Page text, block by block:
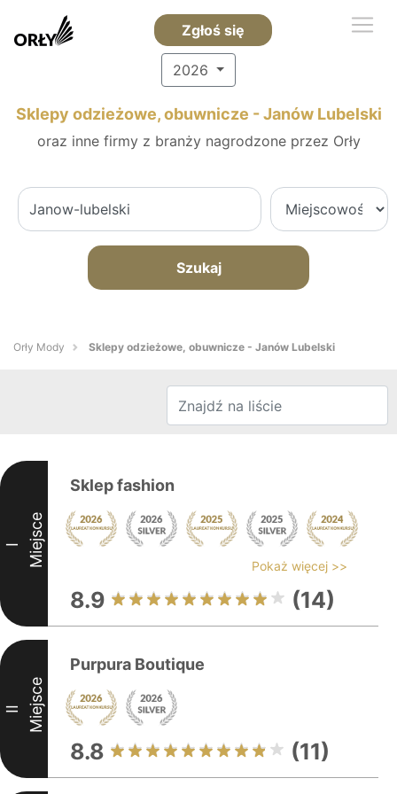
Zgłoś się
2026
Sklepy odzieżowe, obuwnicze - Janów Lubelski
oraz inne firmy z branży nagrodzone przez Orły
Szukaj
Orły Mody Sklepy odzieżowe, obuwnicze - Janów Lubelski
I Miejsce
Sklep fashion
Pokaż więcej >>
8.9 (14)
II Miejsce
Purpura Boutique
8.8 (11)